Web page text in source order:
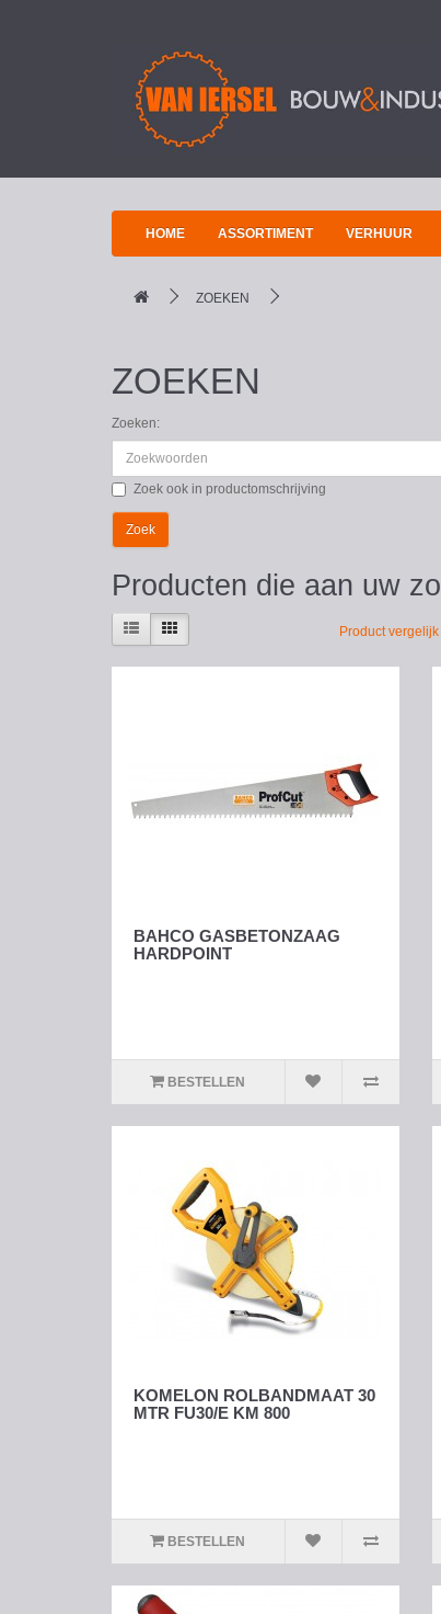
HOME ASSORTIMENT VERHUUR
ZOEKEN
ZOEKEN
Zoeken:
Zoek ook in productomschrijving
Producten die aan uw
Product
BAHCO GASBETONZAAG
HARDPOINT
BESTELLEN
KOMELON ROLBANDMAAT 30
MTR FU30/E KM 800
BESTELLEN